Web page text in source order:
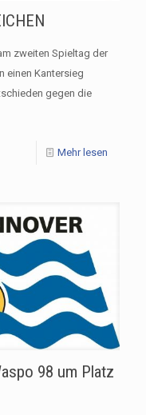
zweiten Spieltag der
einen Kantersieg
gegen die
Mehr lesen
98 um Platz